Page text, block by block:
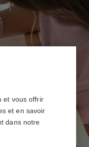
et vous offrir
et en savoir
dans notre